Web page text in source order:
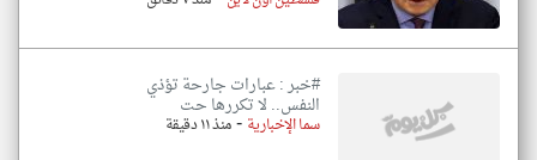
#خبر : عبارات جارحة تؤذي
النفس.. لا تكررها حت
سما الإخبارية -منذ ١١ دقيقة